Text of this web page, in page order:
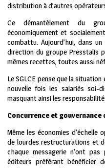
distribution à d’autres
Ce démantèlement du
économiquement et
combattu. Aujourd’hui, dans
direction du groupe Presstalis
mêmes recettes, toutes aussi
Le SGLCE pense que la
nouvelle fois les salariés soi-
masquant ainsi les
Concurrence et gouvernance
Même les économies d’échelle
de lourdes restructurations et
chaque messagerie n’ont pas
éditeurs préférant bénéficier